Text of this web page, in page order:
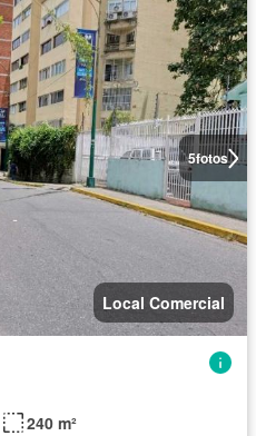
5fotos
Local Comercial
240 m²